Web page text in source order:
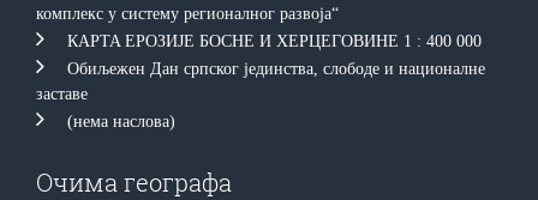
комплекс у систему регионалног развоја“
КAРTA EРOЗИJE БOСНE И ХEРЦEГOВИНE 1 : 400 000
Обиљежен Дан српског јединства, слободе и националне
заставе
(нема наслова)
Очима географа